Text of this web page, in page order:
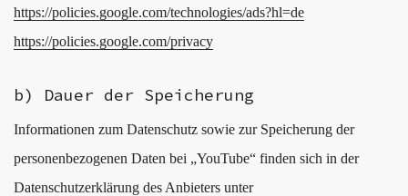
https://policies.google.com/technologies/ads?hl=de
https://policies.google.com/privacy
b) Dauer der Speicherung
Informationen zum Datenschutz sowie zur Speicherung der
personenbezogenen Daten bei „YouTube“ finden sich in der
Datenschutzerklärung des Anbieters unter